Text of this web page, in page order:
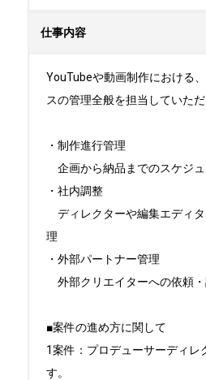
仕事内容
YouTubeや動画制作における
スの管理全般を担当していただ
・制作進行管理
企画から納品までのスケジ
・社内調整
ディレクターや編集エディ
理
・外部パートナー管理
外部クリエイターへの依頼
■案件の進め方に関して
1案件：プロデューサーディレ
す。